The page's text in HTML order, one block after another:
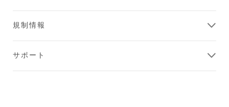
規制情報
サポート